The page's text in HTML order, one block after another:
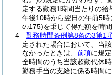
定する勤務1時間当たりの給
午後10時から翌日の午前5
の175)を乗じて得た額を時
4
勤務時間条例第8条の3第1
定された場合において、当
なかったときは、 前項に規
全時間のうち当該超勤代休
勤務手当の支給に係る時間